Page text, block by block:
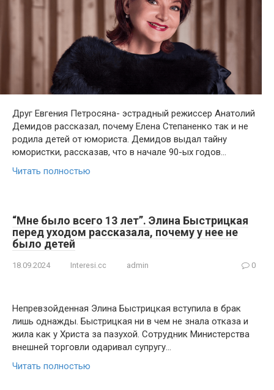
Друг Евгения Петросяна- эстрадный режиссер Анатолий
Демидов рассказал, почему Елена Степаненко так и не
родила детей от юмориста. Демидов выдал тайну
юмористки, рассказав, что в начале 90-ых годов…
Читать полностью
“Мне было всего 13 лет”. Элина Быстрицкая
перед уходом рассказала, почему у нее не
было детей
18.09.2024 Interesi.cc admin 0
Непревзойденная Элина Быстрицкая вступила в брак
лишь однажды. Быстрицкая ни в чем не знала отказа и
жила как у Христа за пазухой. Сотрудник Министерства
внешней торговли одаривал супругу…
Читать полностью